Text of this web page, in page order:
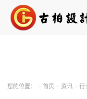
您的位置： 首页 资讯 行